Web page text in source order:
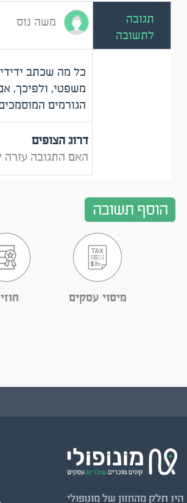
תגובה
לתשובה
משה נוס
כל מה שכתב
משפטי, ולפיכך,
הגורמים
דרוג הצופים
האם התגובה עזרה
הוסף תשובה
מיסוי עסקים
היו חלקמהחזון של מונופולי